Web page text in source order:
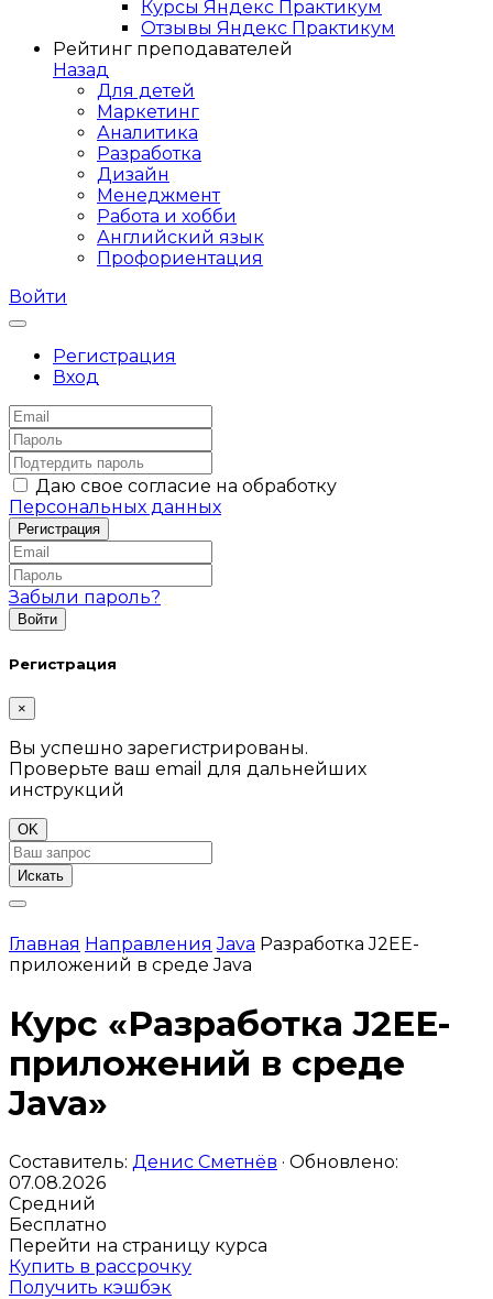
Курсы Яндекс Практикум
Отзывы Яндекс Практикум
Рейтинг преподавателей
Назад
Для детей
Маркетинг
Аналитика
Разработка
Дизайн
Менеджмент
Работа и хобби
Английский язык
Профориентация
Войти
Регистрация
Вход
Даю свое согласие на обработку
Персональных данных
Забыли пароль?
Регистрация
×
Вы успешно зарегистрированы.
Проверьте ваш email для дальнейших
инструкций
OK
Искать
Главная Направления Java Разработка J2EE-
приложений в среде Java
Курс «Разработка J2EE-
приложений в среде
Java»
Составитель: Денис Сметнёв · Обновлено:
07.08.2026
Средний
Бесплатно
Перейти на страницу курса
Купить в рассрочку
Получить кэшбэк